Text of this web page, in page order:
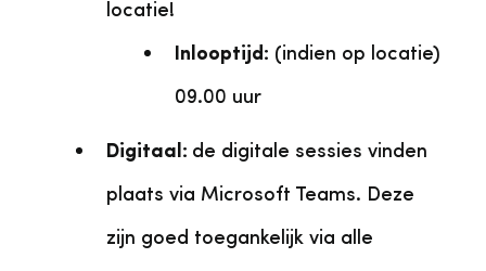
locatie!
Inlooptijd: (indien op locatie)
09.00 uur
Digitaal: de digitale sessies vinden
plaats via Microsoft Teams. Deze
zijn goed toegankelijk via alle